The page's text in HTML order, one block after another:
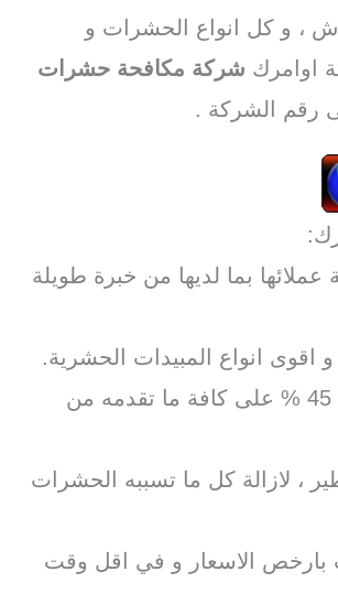
، و كل انواع الحشرات و
اوامرك شركة مكافحة حشرات
رقم الشركة .
بما لديها من خبرة طويلة
اقوى انواع المبيدات الحشرية.
تمنح الشركة ضمانا من 3 إلى 4 شهور و خصم 45 % على كافة ما تقدمه من
، لازالة كل ما تسببه الحشرات
الاسعار و في اقل وقت